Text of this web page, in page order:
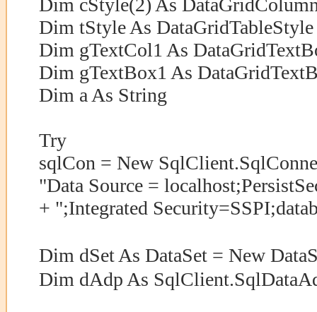
Dim cStyle(2) As
Dim tStyle As DataGridTableStyle
Dim gTextCol1 As
Dim gTextBox1 As
Dim a As String
Try
sqlCon = New
"Data Source =
+ ";Integrated
Dim dSet As DataSet = New
Dim dAdp As